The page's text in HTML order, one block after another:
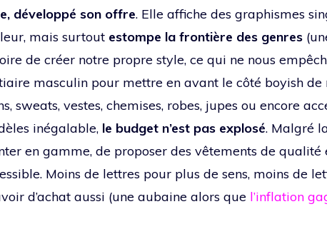
développé son offre. Elle affiche des graphismes
mais surtout estompe la frontière des genres
de créer notre propre style, ce qui ne nous
masculin pour mettre en avant le côté boyish de
sweats, vestes, chemises, robes, jupes ou encore
inégalable, le budget n’est pas explosé. Malgré
en gamme, de proposer des vêtements de qualité
Moins de lettres pour plus de sens, moins de
d’achat aussi (une aubaine alors que l’inflation